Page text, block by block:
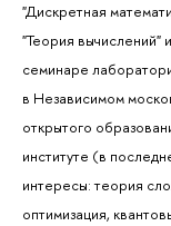
"Дискретная
"Теория вычислений"
семинаре
в Независимом
открытого
институте (в
интересы: теория
оптимизация,